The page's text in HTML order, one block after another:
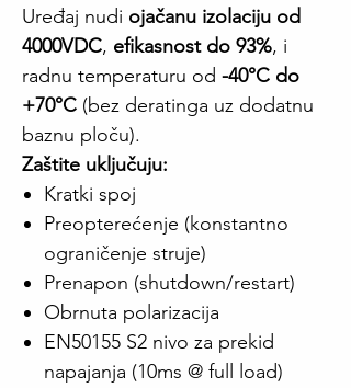
Uređaj nudi ojačanu izolaciju od
4000VDC, efikasnost do 93%, i
radnu temperaturu od -40°C do
+70°C (bez deratinga uz dodatnu
baznu ploču).
Zaštite uključuju:
Kratki spoj
Preopterećenje (konstantno
ograničenje struje)
Prenapon (shutdown/restart)
Obrnuta polarizacija
EN50155 S2 nivo za prekid
napajanja (10ms @ full load)